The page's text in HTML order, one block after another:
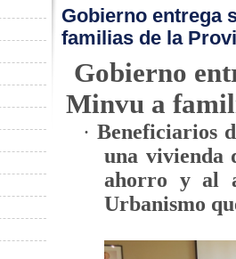
Gobierno entrega
familias de la
Gobierno
Minvu a
· Beneficiarios
una vivienda
ahorro y al
Urbanismo